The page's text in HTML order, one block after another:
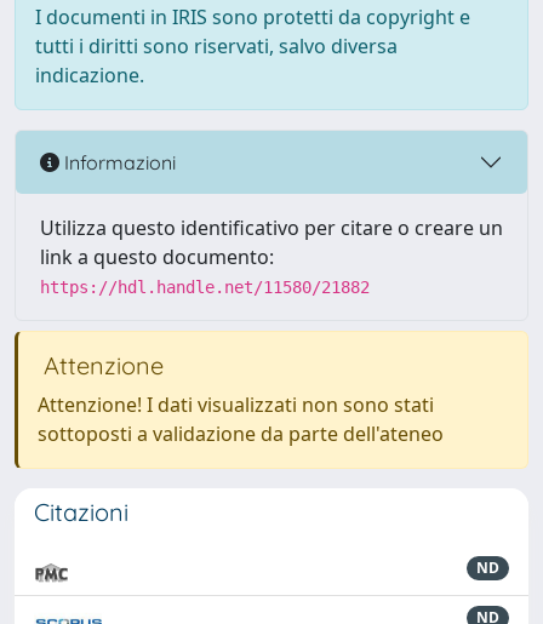
I documenti in IRIS sono protetti da copyright e
tutti i diritti sono riservati, salvo diversa
indicazione.
Informazioni
Utilizza questo identificativo per citare o creare un
link a questo documento:
https://hdl.handle.net/11580/21882
Attenzione
Attenzione! I dati visualizzati non sono stati
sottoposti a validazione da parte dell'ateneo
Citazioni
ND
ND